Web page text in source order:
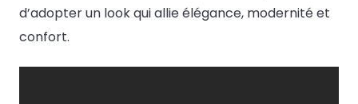
d’adopter un look qui allie élégance, modernité et
confort.